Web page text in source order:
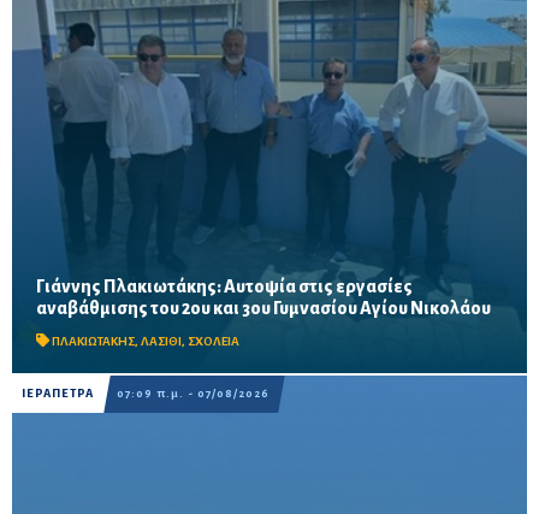
Γιάννης Πλακιωτάκης: Αυτοψία στις εργασίες
αναβάθμισης του 2ου και 3ου Γυμνασίου Αγίου Νικολάου
ΠΛΑΚΙΩΤΑΚΗΣ, ΛΑΣΙΘΙ, ΣΧΟΛΕΙΑ
Οι παρεμβάσεις του προγράμματος «Μαριέττα Γιαννάκου»
αναμένεται να ολοκληρωθούν πριν από τη νέα σχολική χρονιά –
Προβλέπονται ανακαινίσεις αιθουσών, αύλειων και...
ΙΕΡΑΠΕΤΡΑ 07:09 π.μ. - 07/08/2026